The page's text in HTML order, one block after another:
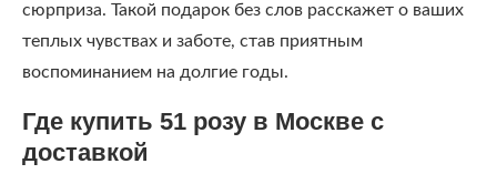
сюрприза. Такой подарок без слов расскажет о ваших
теплых чувствах и заботе, став приятным
воспоминанием на долгие годы.
Где купить 51 розу в Москве с
доставкой